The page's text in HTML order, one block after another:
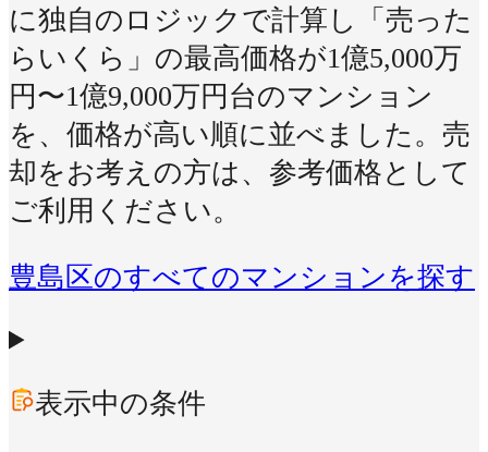
に独自のロジックで計算し「売った
らいくら」の最高価格が1億5,000万
円〜1億9,000万円台のマンション
を、価格が高い順に並べました。売
却をお考えの方は、参考価格として
ご利用ください。
豊島区のすべてのマンションを探す
表示中の条件